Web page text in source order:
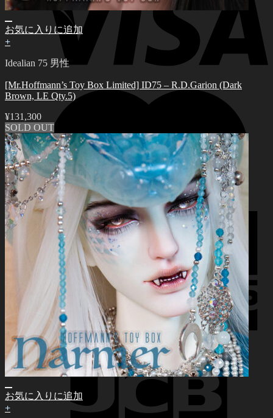
お気に入りに追加
+
Idealian 75 男性
[Mr.Hoffmann’s Toy Box Limited] ID75 – R.D.Garion (Dark
Brown, LE Qty.5)
¥131,300
SOLD OUT
お気に入りに追加
+